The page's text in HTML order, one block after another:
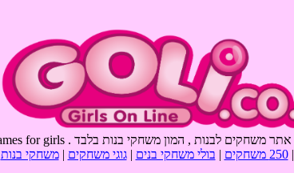
אתר משחקים לבנות , המון משחקי בנות בלבד . goli games , games for girls
|250 משחקים | בולי משחקי בנים |גוגי משחקים |משחקי בנות